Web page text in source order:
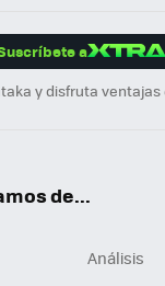
a
y disfruta
de...
Análisis